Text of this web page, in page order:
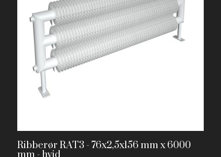
Ribberør RAT3 - 76x2,5x156 mm x 6000